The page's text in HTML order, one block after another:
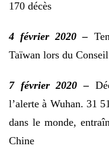
170 décès
4 février 2020 –
Taïwan lors du
7 février 2020 –
l’alerte à Wuhan. 31
dans le monde,
Chine